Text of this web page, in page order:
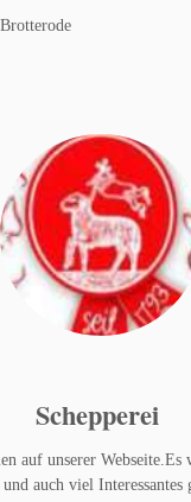
Schepperei
auf unserer Webseite.Es
auch viel Interessantes